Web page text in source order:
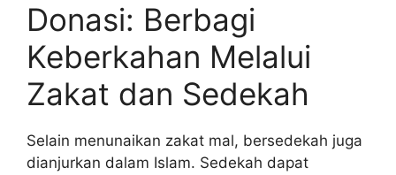
Donasi: Berbagi
Keberkahan Melalui
Zakat dan Sedekah
Selain menunaikan zakat mal, bersedekah juga
dianjurkan dalam Islam. Sedekah dapat